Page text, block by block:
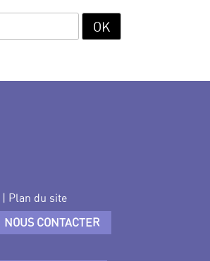
| Plan du site
NOUS CONTACTER